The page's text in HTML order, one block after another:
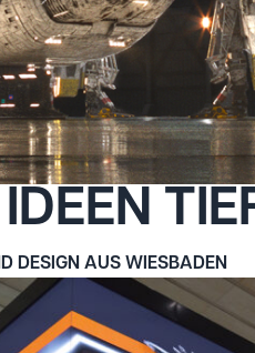
DESIGN AUS WIESBADEN